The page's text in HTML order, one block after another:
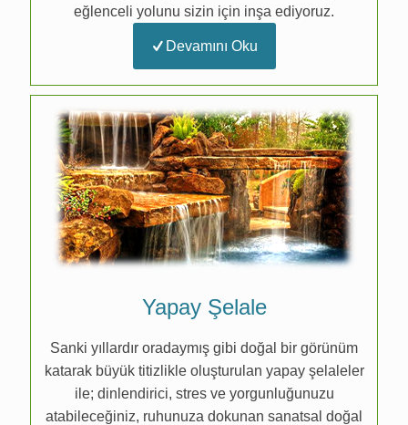
eğlenceli yolunu sizin için inşa ediyoruz.
Devamını Oku
Yapay Şelale
Sanki yıllardır oradaymış gibi doğal bir görünüm
katarak büyük titizlikle oluşturulan yapay şelaleler
ile; dinlendirici, stres ve yorgunluğunuzu
atabileceğiniz, ruhunuza dokunan sanatsal doğal